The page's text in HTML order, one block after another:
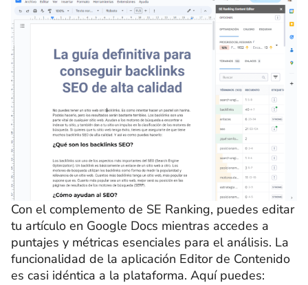
Con el complemento de SE Ranking, puedes editar
tu artículo en Google Docs mientras accedes a
puntajes y métricas esenciales para el análisis. La
funcionalidad de la aplicación Editor de Contenido
es casi idéntica a la plataforma. Aquí puedes: